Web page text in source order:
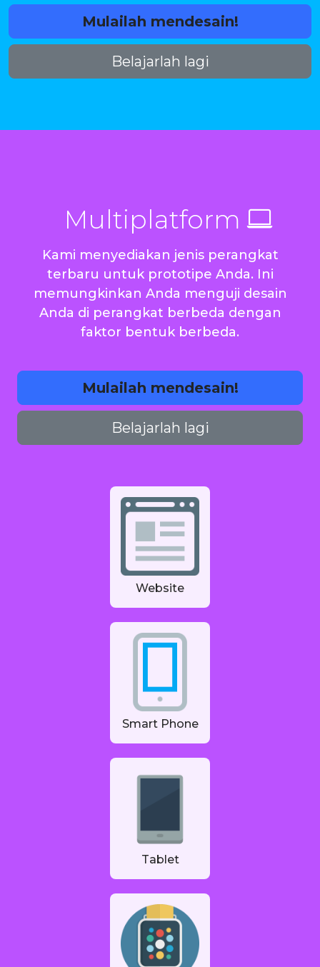
Mulailah mendesain!
Belajarlah lagi
Multiplatform
Kami menyediakan jenis perangkat
terbaru untuk prototipe Anda. Ini
memungkinkan Anda menguji desain
Anda di perangkat berbeda dengan
faktor bentuk berbeda.
Mulailah mendesain!
Belajarlah lagi
Website
Smart Phone
Tablet